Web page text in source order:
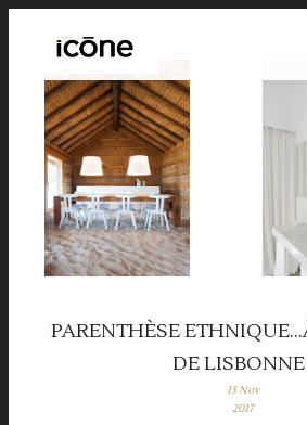
PARENTHÈSE
DE LISBONNE
13 Nov
2017